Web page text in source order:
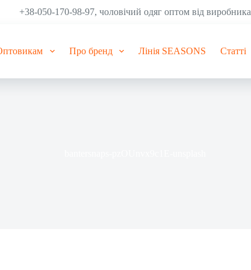
+38-050-170-98-97, чоловічий одяг оптом від виробника
Про бренд Лінія SEASONS Статті